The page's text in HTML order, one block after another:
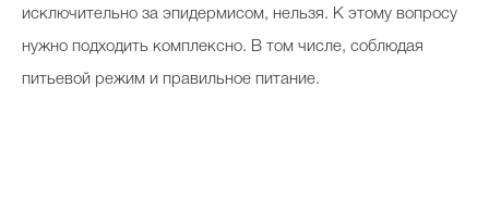
исключительно за эпидермисом, нельзя. К этому вопросу
нужно подходить комплексно. В том числе, соблюдая
питьевой режим и правильное питание.